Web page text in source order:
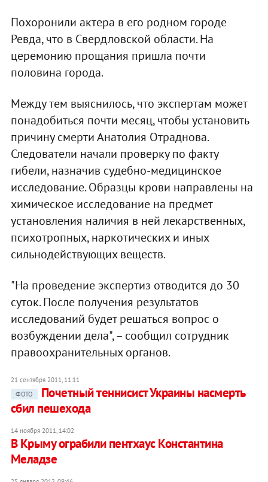
Похоронили актера в его родном городе
Ревда, что в Свердловской области. На
церемонию прощания пришла почти
половина города.
Между тем выяснилось, что экспертам может
понадобиться почти месяц, чтобы установить
причину смерти Анатолия Отраднова.
Следователи начали проверку по факту
гибели, назначив судебно-медицинское
исследование. Образцы крови направлены на
химическое исследование на предмет
установления наличия в ней лекарственных,
психотропных, наркотических и иных
сильнодействующих веществ.
"На проведение экспертиз отводится до 30
суток. После получения результатов
исследований будет решаться вопрос о
возбуждении дела", – сообщил сотрудник
правоохранительных органов.
21 сентября 2011, 11:11
ФОТО
Почетный теннисист Украины насмерть
сбил пешехода
14 ноября 2011, 14:02
В Крыму ограбили пентхаус Константина
Меладзе